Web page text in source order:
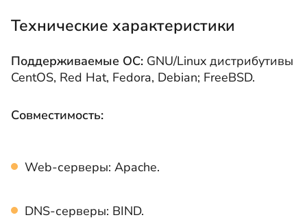
Технические характеристики
Поддерживаемые ОС: GNU/Linux дистрибутивы
CentOS, Red Hat, Fedora, Debian; FreeBSD.
Совместимость:
Web-серверы: Apache.
DNS-серверы: BIND.